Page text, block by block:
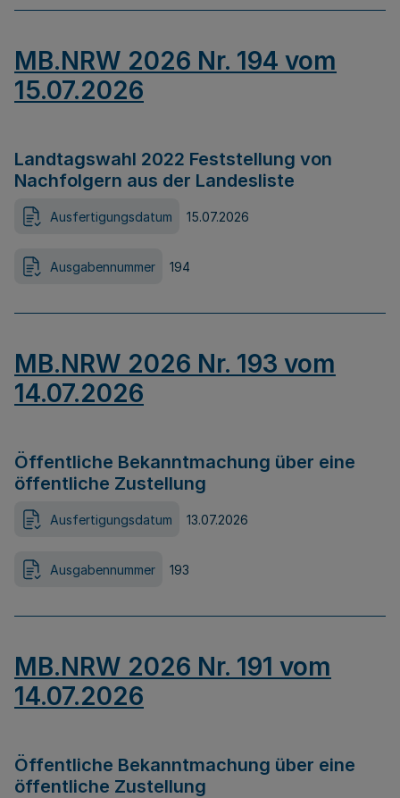
MB.NRW 2026 Nr. 194 vom
15.07.2026
Landtagswahl 2022 Feststellung von
Nachfolgern aus der Landesliste
Ausfertigungsdatum 15.07.2026
Ausgabennummer 194
MB.NRW 2026 Nr. 193 vom
14.07.2026
Öffentliche Bekanntmachung über eine
öffentliche Zustellung
Ausfertigungsdatum 13.07.2026
Ausgabennummer 193
MB.NRW 2026 Nr. 191 vom
14.07.2026
Öffentliche Bekanntmachung über eine
öffentliche Zustellung